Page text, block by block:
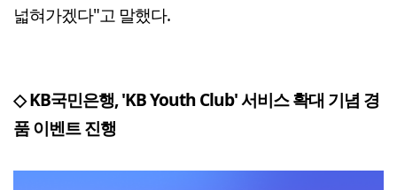
넓혀가겠다"고 말했다.
◇ KB국민은행, 'KB Youth Club' 서비스 확대 기념 경
품 이벤트 진행